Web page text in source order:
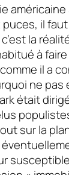
puces, il
la
à
il a
ne
était
sur la